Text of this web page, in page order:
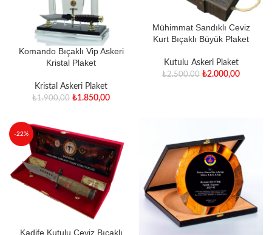
Komando Bıçaklı Vip Askeri
Kristal Plaket
Kristal Askeri Plaket
₺1.900,00 ₺1.850,00
Mühimmat Sandıklı Ceviz
Kurt Bıçaklı Büyük Plaket
Kutulu Askeri Plaket
₺2.500,00 ₺2.000,00
-22%
Kadife Kutulu Ceviz Bıçaklı